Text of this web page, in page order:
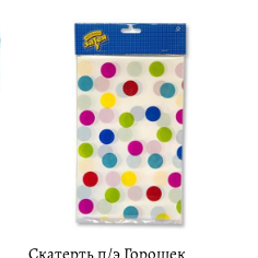
Скатерть п/э Горошек